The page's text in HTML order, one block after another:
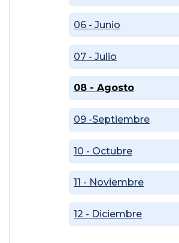
06 - Junio
07 - Julio
08 - Agosto
09 -Septiembre
10 - Octubre
11 - Noviembre
12 - Diciembre